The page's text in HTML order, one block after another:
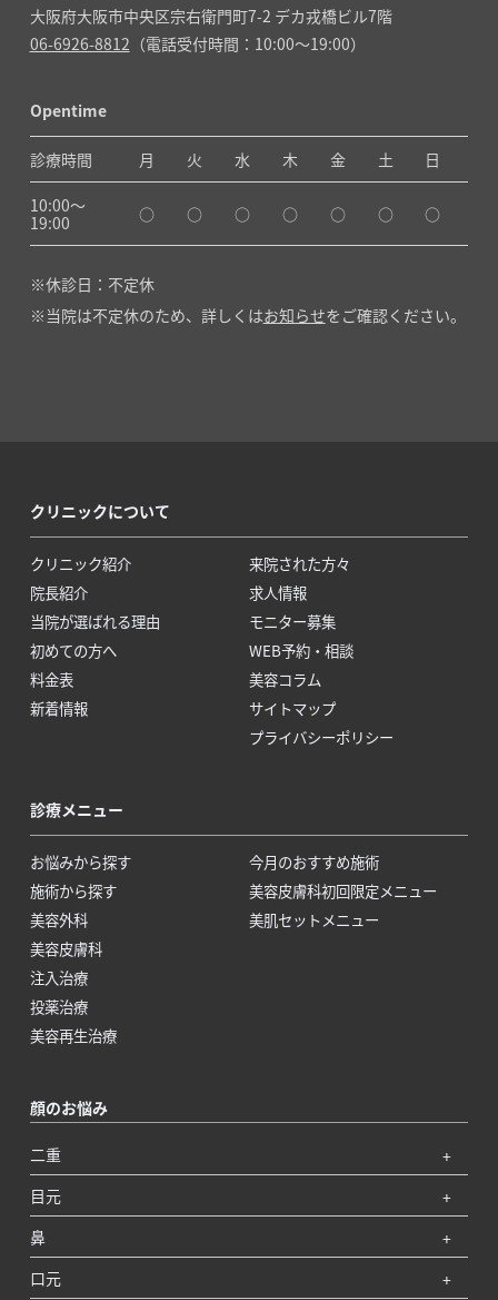
大阪府大阪市中央区宗右衛門町7-2 デカ戎橋ビル7階
06-6926-8812 （電話受付時間：10:00～19:00）
Opentime
診療時間 月 火 水 木 金 土 日
10:00〜
19:00
○ ○ ○ ○ ○ ○ ○
休診日：不定休
当院は不定休のため、詳しくはお知らせをご確認ください。
クリニックについて
クリニック紹介
院長紹介
当院が選ばれる理由
初めての方へ
料金表
新着情報
来院された方々
求人情報
モニター募集
WEB予約・相談
美容コラム
サイトマップ
プライバシーポリシー
診療メニュー
お悩みから探す
施術から探す
美容外科
美容皮膚科
注入治療
投薬治療
美容再生治療
今月のおすすめ施術
美容皮膚科初回限定メニュー
美肌セットメニュー
顔のお悩み
二重
目元
鼻
口元